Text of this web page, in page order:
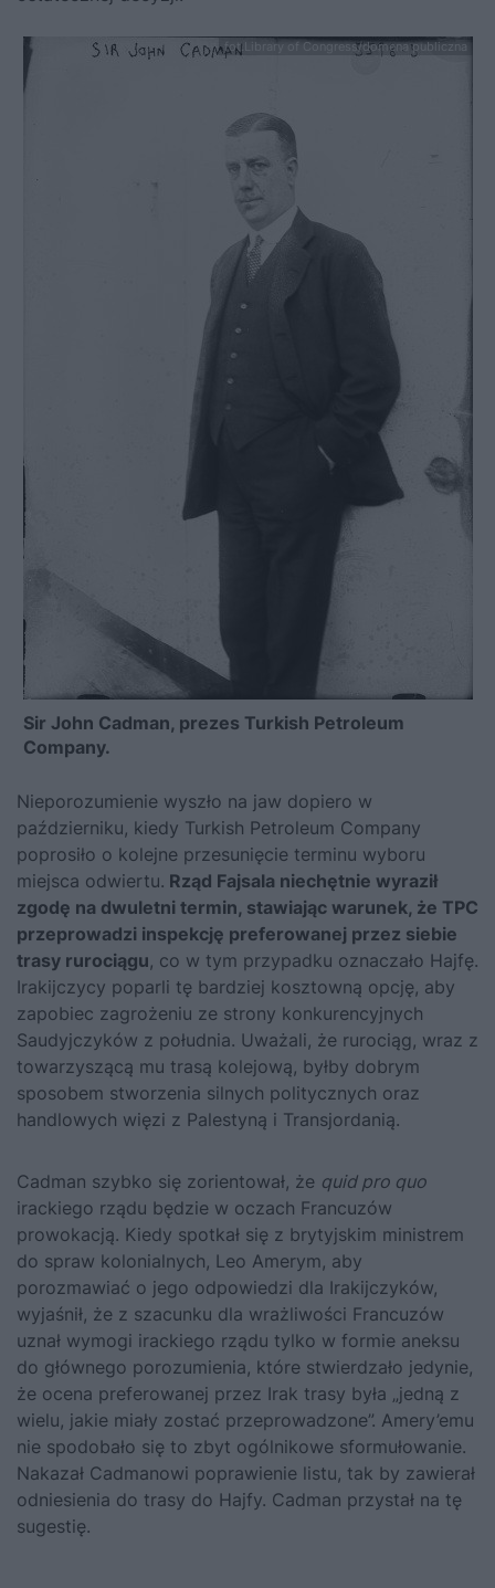
fot.Library of Congress/domena publiczna
Sir John Cadman, prezes Turkish Petroleum
Company.
Nieporozumienie wyszło na jaw dopiero w
październiku, kiedy Turkish Petroleum Company
poprosiło o kolejne przesunięcie terminu wyboru
miejsca odwiertu. Rząd Fajsala niechętnie wyraził
zgodę na dwuletni termin, stawiając warunek, że TPC
przeprowadzi inspekcję preferowanej przez siebie
trasy rurociągu, co w tym przypadku oznaczało Hajfę.
Irakijczycy poparli tę bardziej kosztowną opcję, aby
zapobiec zagrożeniu ze strony konkurencyjnych
Saudyjczyków z południa. Uważali, że rurociąg, wraz z
towarzyszącą mu trasą kolejową, byłby dobrym
sposobem stworzenia silnych politycznych oraz
handlowych więzi z Palestyną i Transjordanią.
Cadman szybko się zorientował, że quid pro quo
irackiego rządu będzie w oczach Francuzów
prowokacją. Kiedy spotkał się z brytyjskim ministrem
do spraw kolonialnych, Leo Amerym, aby
porozmawiać o jego odpowiedzi dla Irakijczyków,
wyjaśnił, że z szacunku dla wrażliwości Francuzów
uznał wymogi irackiego rządu tylko w formie aneksu
do głównego porozumienia, które stwierdzało jedynie,
że ocena preferowanej przez Irak trasy była „jedną z
wielu, jakie miały zostać przeprowadzone”. Amery’emu
nie spodobało się to zbyt ogólnikowe sformułowanie.
Nakazał Cadmanowi poprawienie listu, tak by zawierał
odniesienia do trasy do Hajfy. Cadman przystał na tę
sugestię.